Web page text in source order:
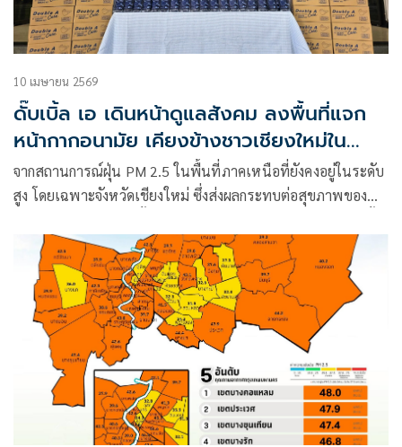
10 เมษายน 2569
ดั๊บเบิ้ล เอ เดินหน้าดูแลสังคม ลงพื้นที่แจก
หน้ากากอนามัย เคียงข้างชาวเชียงใหม่ใน
วิกฤต PM 2.5
จากสถานการณ์ฝุ่น PM 2.5 ในพื้นที่ภาคเหนือที่ยังคงอยู่ในระดับ
สูง โดยเฉพาะจังหวัดเชียงใหม่ ซึ่งส่งผลกระทบต่อสุขภาพของ
เอ ขอร่วมเป็นส่วนหนึ่งในการดูแลสังคม ส่งความห่วงใยเคียงข้าง
คนไทย มอบหน้ากากอนามัยทางการแพทย์ “Double A Care”